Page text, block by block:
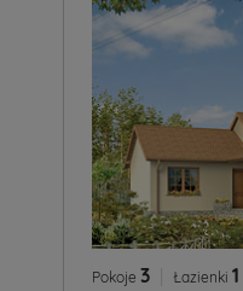
Pokoje 3 Łazienki 1